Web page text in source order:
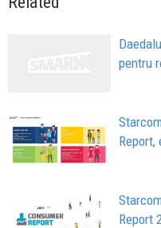
pentru
Report,
Report